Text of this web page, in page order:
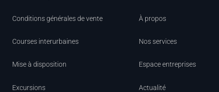
Conditions générales de vente
Courses interurbaines
Mise à disposition
Excursions
À propos
Nos services
Espace entreprises
Actualité